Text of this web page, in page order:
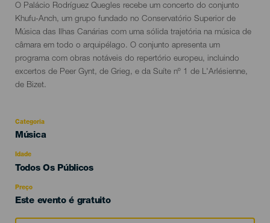
Descripción
del
evento
O Palácio Rodríguez Quegles recebe um concerto do conjunto
Khufu-Anch, um grupo fundado no Conservatório Superior de
Música das Ilhas Canárias com uma sólida trajetória na música de
câmara em todo o arquipélago. O conjunto apresenta um
programa com obras notáveis do repertório europeu, incluindo
excertos de Peer Gynt, de Grieg, e da Suíte nº 1 de L'Arlésienne,
de Bizet.
Categoria
Categoría
evento
Música
Idade
Edad
Todos Os Públicos
Preço
Este evento é gratuito